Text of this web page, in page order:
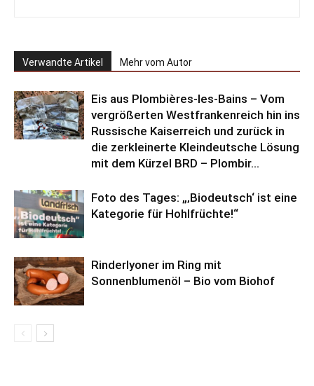
Verwandte Artikel Mehr vom Autor
Eis aus Plombières-les-Bains – Vom
vergrößerten Westfrankenreich hin ins
Russische Kaiserreich und zurück in
die zerkleinerte Kleindeutsche Lösung
mit dem Kürzel BRD – Plombir...
Foto des Tages: „‚Biodeutsch‘ ist eine
Kategorie für Hohlfrüchte!“
Rinderlyoner im Ring mit
Sonnenblumenöl – Bio vom Biohof